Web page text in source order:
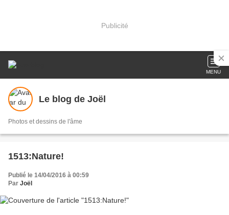
Publicité
MENU
Le blog de Joël
Photos et dessins de l'âme
1513:Nature!
Publié le 14/04/2016 à 00:59
Par Joël